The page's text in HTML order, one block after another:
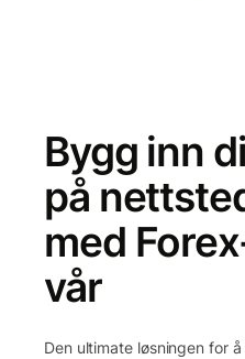
Bygg inn
på
med
vår
Den ultimate løsningen for